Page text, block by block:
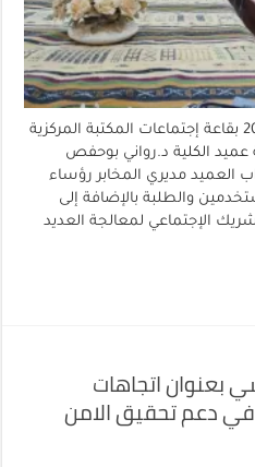
في يوم الخميس 01 ديسمبر 2022 بقاعة إجتماعات المكتبة المركزية
الكلية د.رواني بوحفص
العميد مديري المخابر رؤساء
والطلبة بالإضافة إلى
الإجتماعي لمعالجة العديد
بعنوان اتجاهات
في دعم تحقيق الامن